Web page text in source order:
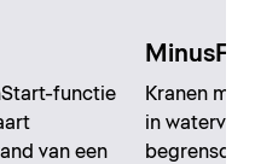
functie
van een
Kranen
in
begrensd,